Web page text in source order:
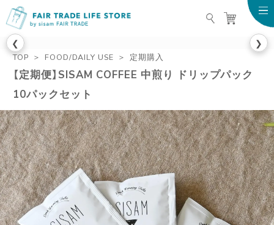
FAIR TRADE LIFE
❮ ❯
TOP FOOD/DAILY USE 定期購入
【定期便】SISAM COFFEE 中煎り ドリップパック
10パックセット